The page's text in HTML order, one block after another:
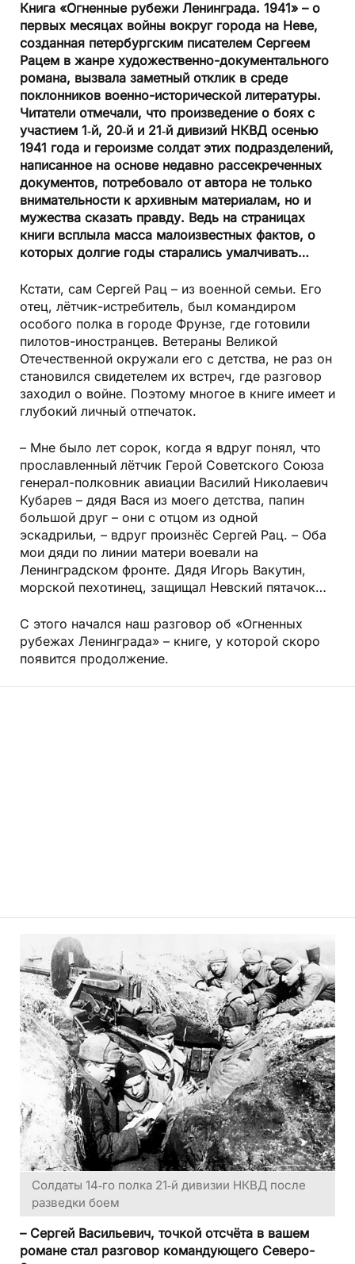
Книга «Огненные рубежи Ленинграда. 1941» – о
первых месяцах войны вокруг города на Неве,
созданная петербургским писателем Сергеем
Рацем в жанре художественно-документального
романа, вызвала заметный отклик в среде
поклонников военно-исторической литературы.
Читатели отмечали, что произведение о боях с
участием 1‑й, 20‑й и 21‑й дивизий НКВД осенью
1941 года и героизме солдат этих подразделений,
написанное на основе недавно рассекреченных
документов, потребовало от автора не только
внимательности к архивным материалам, но и
мужества сказать правду. Ведь на страницах
книги всплыла масса малоизвестных фактов, о
которых долгие годы старались умалчивать…
Кстати, сам Сергей Рац – из военной семьи. Его
отец, лётчик-истребитель, был командиром
особого полка в городе Фрунзе, где готовили
пилотов-иностранцев. Ветераны Великой
Отечественной окружали его с детства, не раз он
становился свидетелем их встреч, где разговор
заходил о войне. Поэтому многое в книге имеет и
глубокий личный отпечаток.
– Мне было лет сорок, когда я вдруг понял, что
прославленный лётчик Герой Советского Союза
генерал-полковник авиации Василий Николаевич
Кубарев – дядя Вася из моего детства, папин
большой друг – они с отцом из одной
эскадрильи, – вдруг произнёс Сергей Рац. – Оба
мои дяди по линии матери воевали на
Ленинградском фронте. Дядя Игорь Вакутин,
морской пехотинец, защищал Невский пятачок…
С этого начался наш разговор об «Огненных
рубежах Ленинграда» – книге, у которой скоро
появится продолжение.
Солдаты 14‑го полка 21‑й дивизии НКВД после
разведки боем
– Сергей Васильевич, точкой отсчёта в вашем
романе стал разговор командующего Северо-